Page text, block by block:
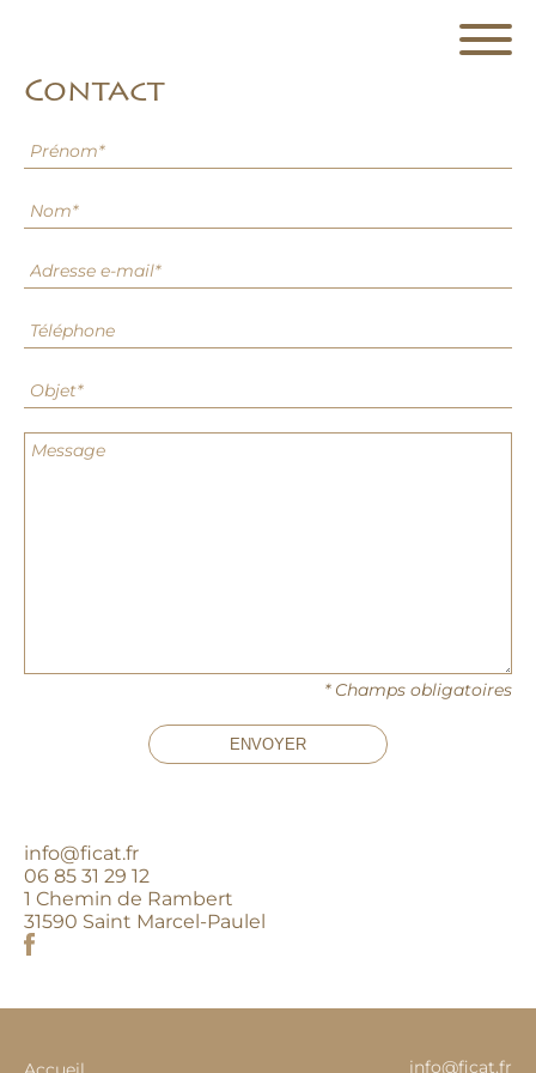
Contact
* Champs obligatoires
ENVOYER
info@ficat.fr
06 85 31 29 12
1 Chemin de Rambert
31590 Saint Marcel-Paulel
info@ficat.fr